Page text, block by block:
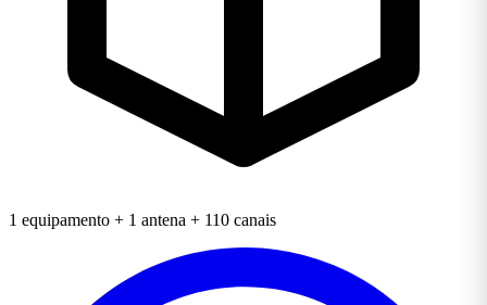
1 equipamento + 1 antena + 110 canais